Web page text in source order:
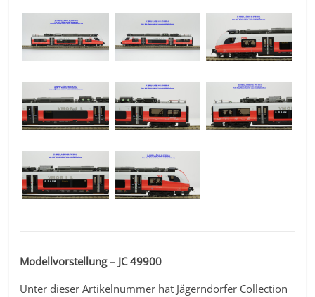
Modellvorstellung – JC 49900
Unter dieser Artikelnummer hat Jägerndorfer Collection